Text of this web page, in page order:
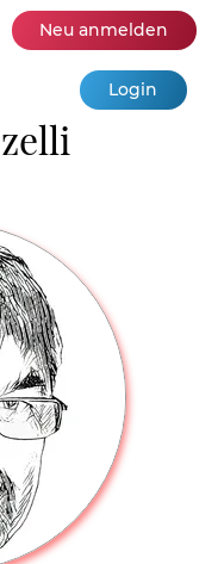
Neu anmelden
Login